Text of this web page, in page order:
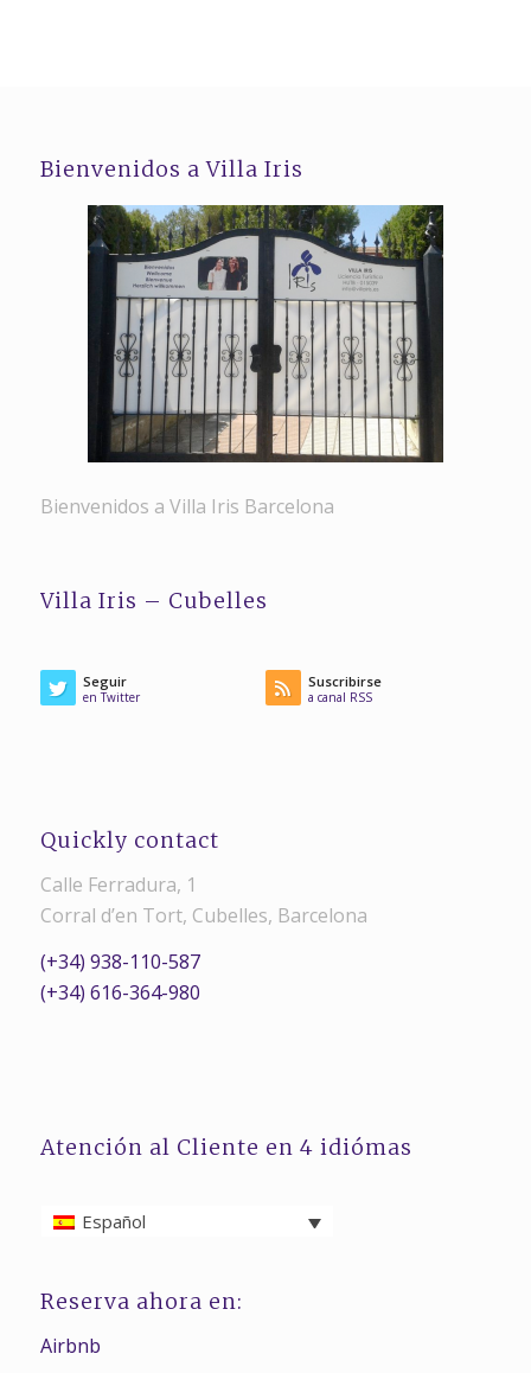
Bienvenidos a Villa Iris
Bienvenidos a Villa Iris Barcelona
Villa Iris – Cubelles
Seguir
en Twitter
Suscribirse
a canal RSS
Quickly contact
Calle Ferradura, 1
Corral d’en Tort, Cubelles, Barcelona
(+34) 938-110-587
(+34) 616-364-980
Atención al Cliente en 4 idiómas
Español
Reserva ahora en:
Airbnb